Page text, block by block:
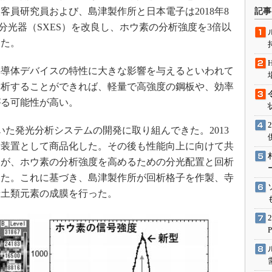
を知る
ンジニア”が仕掛けた社内
の180日
通信
スト「未来展望」
されないエンジニア」の
員研究員および、島津製作所と日本電子は2018年8
光器（SXES）を改良し、ホウ素の分析強度を3倍以
。
デバイスの特性に大きな影響を与えるといわれて
することができれば、軽量で高強度の鋼板や、効率
可能性が高い。
発光分析システムの開発に取り組んできた。2013
置として商品化した。その後も性能向上に向けて共
、ホウ素の分析強度を高めるための分光配置と回析
。これに基づき、島津製作所が回析格子を作製、寺
類元素の成膜を行った。
記